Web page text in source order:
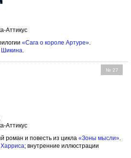
Аттикус
«Сага о короле Артуре»
№ 27
Аттикус
роман и повесть из цикла «Зоны мысли».
; внутренние иллюстрации